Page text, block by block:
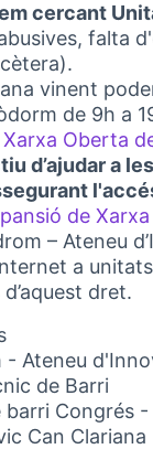
cercant
falta
vinent
de 9h a
Xarxa Oberta
d’ajudar a
de
– Ateneu
a
dret.
Ateneu
de Barri
barri Congrés
Can Clariana